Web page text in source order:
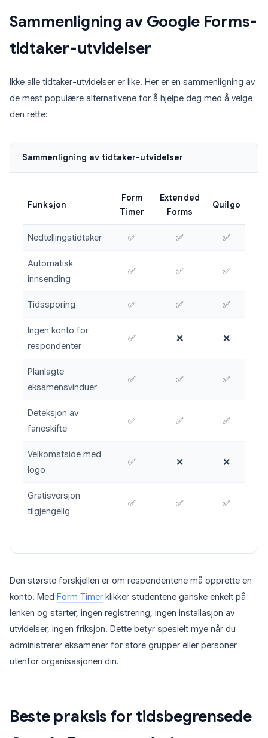
Sammenligning av Google Forms-
tidtaker-utvidelser
Ikke alle tidtaker-utvidelser er like. Her er en sammenligning av
de mest populære alternativene for å hjelpe deg med å velge
den rette:
Sammenligning av tidtaker-utvidelser
Funksjon
Form
Timer
Extended
Forms
Quilgo
Nedtellingstidtaker ✅ ✅ ✅
Automatisk
innsending
✅ ✅ ✅
Tidssporing ✅ ✅ ✅
Ingen konto for
respondenter
✅ ❌ ❌
Planlagte
eksamensvinduer
✅ ✅ ✅
Deteksjon av
faneskifte
✅ ✅ ✅
Velkomstside med
logo
✅ ❌ ❌
Gratisversjon
tilgjengelig
✅ ✅ ✅
Den største forskjellen er om respondentene må opprette en
konto. Med Form Timer klikker studentene ganske enkelt på
lenken og starter, ingen registrering, ingen installasjon av
utvidelser, ingen friksjon. Dette betyr spesielt mye når du
administrerer eksamener for store grupper eller personer
utenfor organisasjonen din.
Beste praksis for tidsbegrensede